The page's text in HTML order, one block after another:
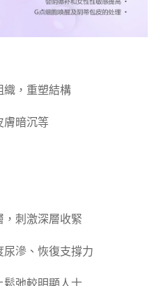
織，重塑結構
膚暗沉等
，刺激深層收緊
滲、恢復支撐力